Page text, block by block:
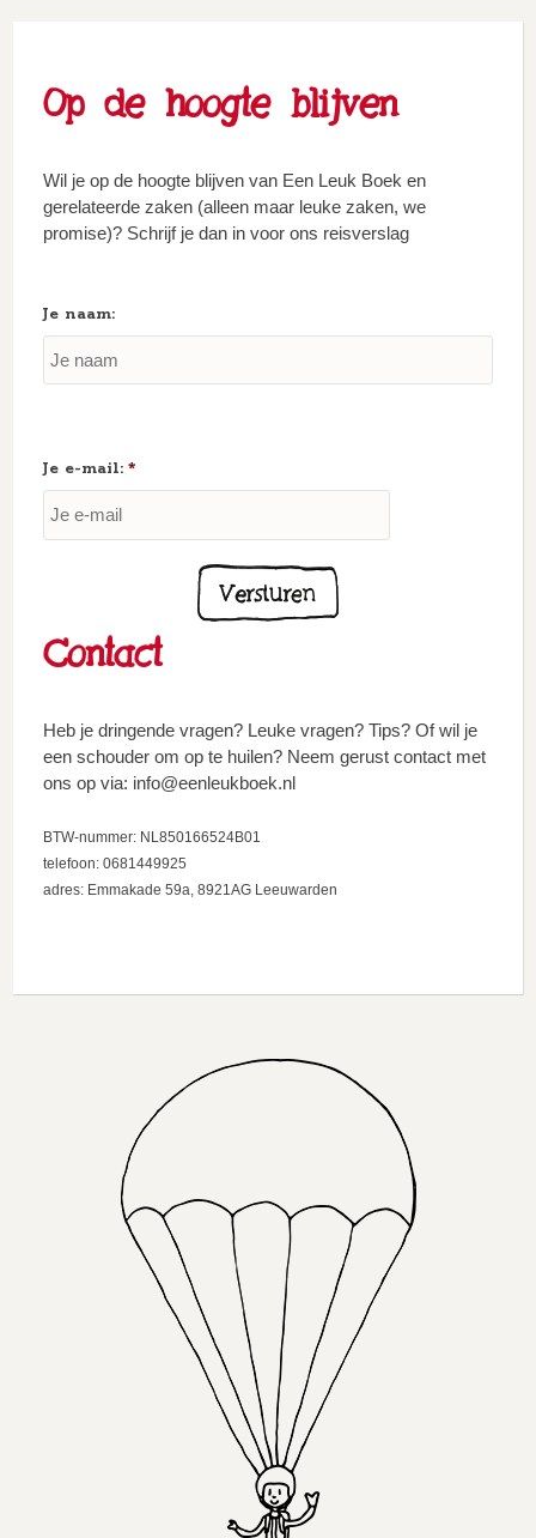
Op de hoogte blijven
Wil je op de hoogte blijven van Een Leuk Boek en
gerelateerde zaken (alleen maar leuke zaken, we
promise)? Schrijf je dan in voor ons reisverslag
Je naam:
Je e-mail: *
Contact
Heb je dringende vragen? Leuke vragen? Tips? Of wil je
een schouder om op te huilen? Neem gerust contact met
ons op via: info@eenleukboek.nl
BTW-nummer: NL850166524B01
telefoon: 0681449925
adres: Emmakade 59a, 8921AG Leeuwarden